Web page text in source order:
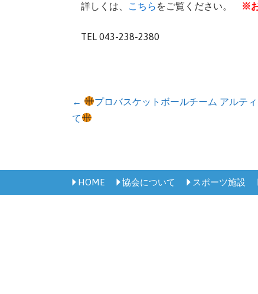
詳しくは、
こちら をご覧ください。 ※
TEL 043-238-2380
投
ビ
←
プロバスケットボールチーム アルテ
て
HOME 協会について スポーツ施設